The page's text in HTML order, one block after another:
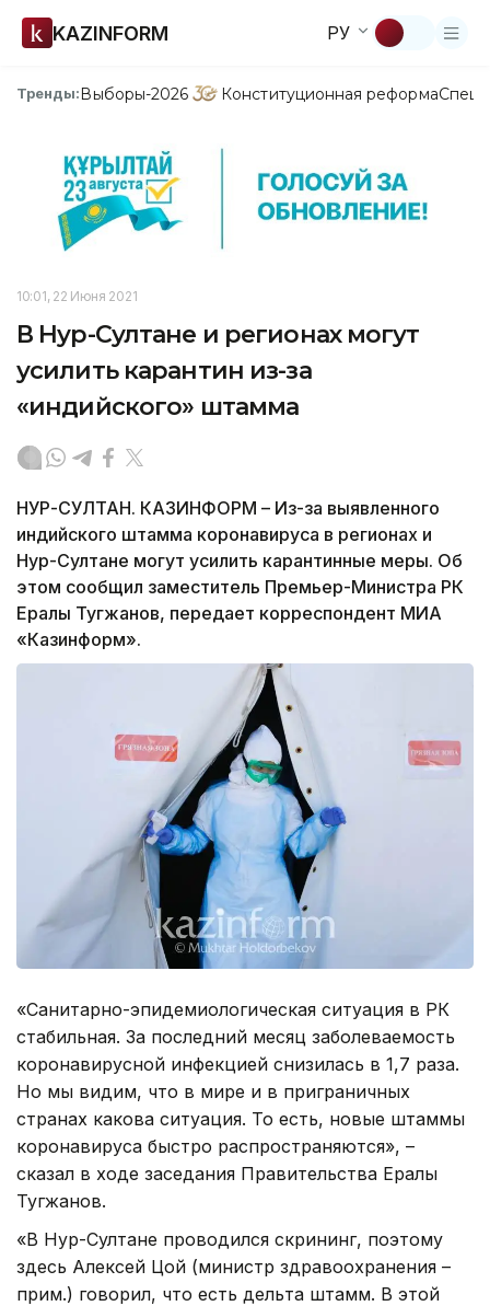
KAZINFORM РУ
Тренды:Выборы-2026 Конституционная реформа
10:01, 22 Июня 2021
В Нур-Султане и регионах могут
усилить карантин из-за
«индийского» штамма
НУР-СУЛТАН. КАЗИНФОРМ – Из-за выявленного
индийского штамма коронавируса в регионах и
Нур-Султане могут усилить карантинные меры. Об
этом сообщил заместитель Премьер-Министра РК
Ералы Тугжанов, передает корреспондент МИА
«Казинформ».
«Санитарно-эпидемиологическая ситуация в РК
стабильная. За последний месяц заболеваемость
коронавирусной инфекцией снизилась в 1,7 раза.
Но мы видим, что в мире и в приграничных
странах какова ситуация. То есть, новые штаммы
коронавируса быстро распространяются», –
сказал в ходе заседания Правительства Ералы
Тугжанов.
«В Нур-Султане проводился скрининг, поэтому
здесь Алексей Цой (министр здравоохранения –
прим.) говорил, что есть дельта штамм. В этой